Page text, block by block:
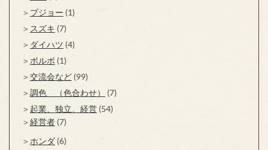
プジョー (1)
スズキ (7)
ダイハツ (4)
ボルボ (1)
交流会など (99)
調色 （色合わせ）
(7)
起業、独立、経営 (54)
経営者 (7)
ホンダ (6)